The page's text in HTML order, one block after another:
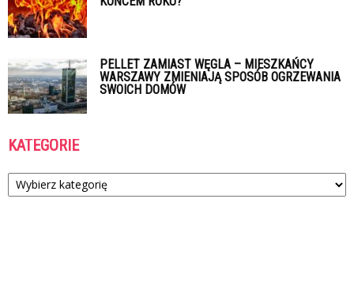
PELLET ZAMIAST WĘGLA – MIESZKAŃCY
WARSZAWY ZMIENIAJĄ SPOSÓB OGRZEWANIA
SWOICH DOMÓW
KATEGORIE
Kategorie